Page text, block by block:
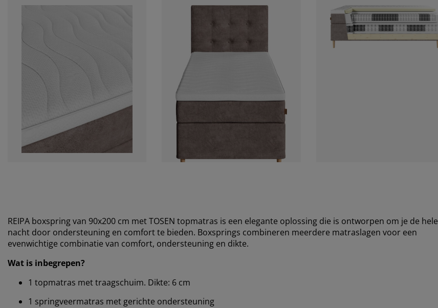
REIPA boxspring van 90x200 cm met TOSEN topmatras is een elegante oplossing die is ontworpen om je de hele
nacht door ondersteuning en comfort te bieden. Boxsprings combineren meerdere matraslagen voor een
evenwichtige combinatie van comfort, ondersteuning en dikte.
Wat is inbegrepen?
1 topmatras met traagschuim. Dikte: 6 cm
1 springveermatras met gerichte ondersteuning